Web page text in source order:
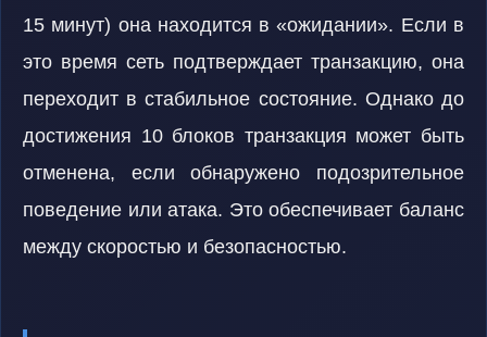
15 минут) она находится в «ожидании». Если в
это время сеть подтверждает транзакцию, она
переходит в стабильное состояние. Однако до
достижения 10 блоков транзакция может быть
отменена, если обнаружено подозрительное
поведение или атака. Это обеспечивает баланс
между скоростью и безопасностью.